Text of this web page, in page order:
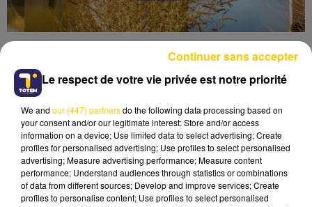
Lecture (3 min 41 sec)
Le respect de votre vie privée est notre priorité
We and our (447) partnersdo the following data processing based on
your consent and/or our legitimate interest: Store and/or access
information on a device; Use limited data to select advertising; Create
profiles for personalised advertising; Use profiles to select personalised
advertising; Measure advertising performance; Measure content
performance; Understand audiences through statistics or combinations
of data from different sources; Develop and improve services; Create
profiles to personalise content; Use profiles to select personalised
Continuer sans accepter